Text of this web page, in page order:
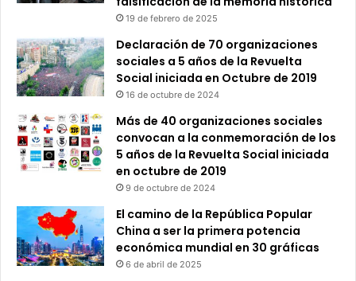
19 de febrero de 2025
Declaración de 70 organizaciones
sociales a 5 años de la Revuelta
Social iniciada en Octubre de 2019
16 de octubre de 2024
Más de 40 organizaciones sociales
convocan a la conmemoración de los
5 años de la Revuelta Social iniciada
en octubre de 2019
9 de octubre de 2024
El camino de la República Popular
China a ser la primera potencia
económica mundial en 30 gráficas
6 de abril de 2025